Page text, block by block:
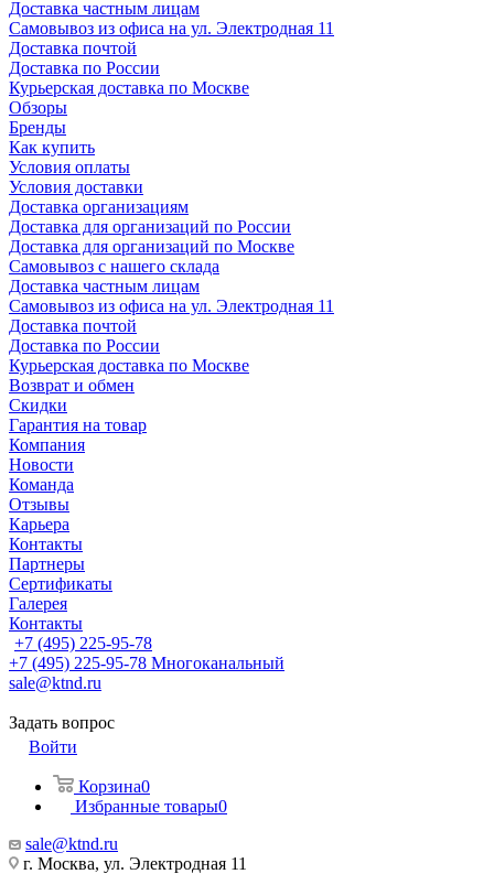
Доставка частным лицам
Самовывоз из офиса на ул. Электродная 11
Доставка почтой
Доставка по России
Курьерская доставка по Москве
Обзоры
Бренды
Как купить
Условия оплаты
Условия доставки
Доставка организациям
Доставка для организаций по России
Доставка для организаций по Москве
Самовывоз с нашего склада
Доставка частным лицам
Самовывоз из офиса на ул. Электродная 11
Доставка почтой
Доставка по России
Курьерская доставка по Москве
Возврат и обмен
Скидки
Гарантия на товар
Компания
Новости
Команда
Отзывы
Карьера
Контакты
Партнеры
Сертификаты
Галерея
Контакты
+7 (495) 225-95-78
+7 (495) 225-95-78 Многоканальный
sale@ktnd.ru
Задать вопрос
Войти
Корзина0
Избранные товары0
sale@ktnd.ru
г. Москва, ул. Электродная 11